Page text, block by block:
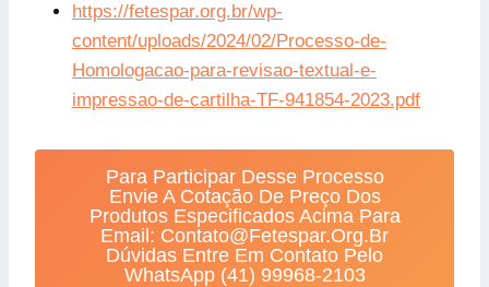
https://fetespar.org.br/wp-
content/uploads/2024/02/Processo-de-
Homologacao-para-revisao-textual-e-
impressao-de-cartilha-TF-941854-2023.pdf
Para Participar Desse Processo
Envie A Cotação De Preço Dos
Produtos Especificados Acima Para
Email: Contato@fetespar.org.br
Dúvidas Entre Em Contato Pelo
WhatsApp (41) 99968-2103